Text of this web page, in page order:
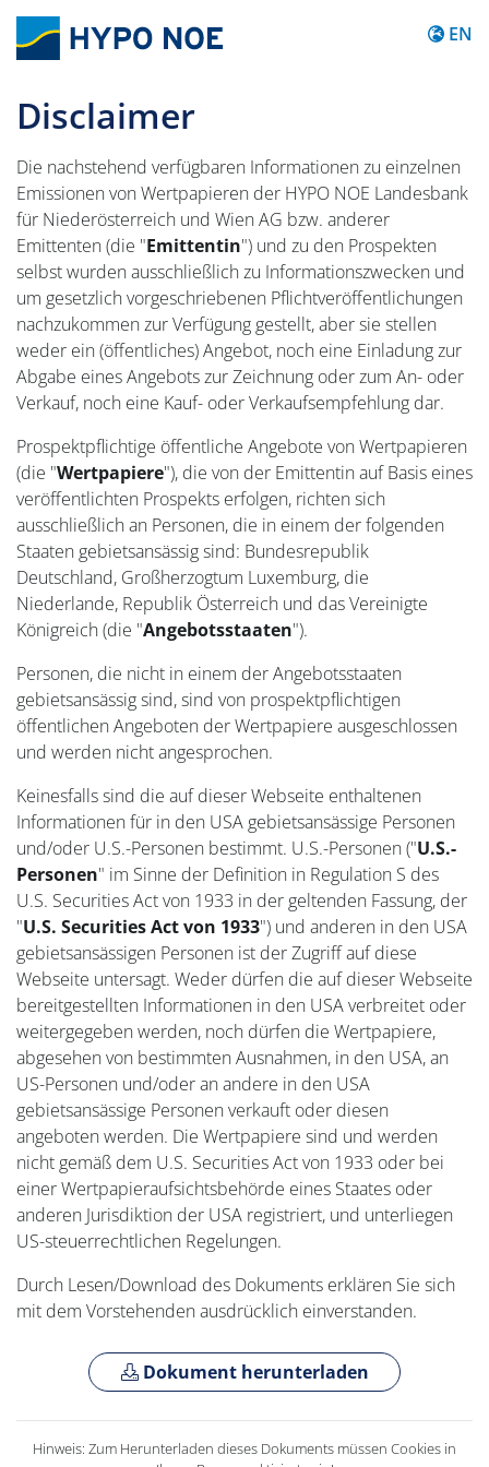
EN
Disclaimer
Die nachstehend verfügbaren Informationen zu einzelnen
Emissionen von Wertpapieren der HYPO NOE Landesbank
für Niederösterreich und Wien AG bzw. anderer
Emittenten (die "Emittentin") und zu den Prospekten
selbst wurden ausschließlich zu Informationszwecken und
um gesetzlich vorgeschriebenen Pflichtveröffentlichungen
nachzukommen zur Verfügung gestellt, aber sie stellen
weder ein (öffentliches) Angebot, noch eine Einladung zur
Abgabe eines Angebots zur Zeichnung oder zum An- oder
Verkauf, noch eine Kauf- oder Verkaufsempfehlung dar.
Prospektpflichtige öffentliche Angebote von Wertpapieren
(die "Wertpapiere"), die von der Emittentin auf Basis eines
veröffentlichten Prospekts erfolgen, richten sich
ausschließlich an Personen, die in einem der folgenden
Staaten gebietsansässig sind: Bundesrepublik
Deutschland, Großherzogtum Luxemburg, die
Niederlande, Republik Österreich und das Vereinigte
Königreich (die "Angebotsstaaten").
Personen, die nicht in einem der Angebotsstaaten
gebietsansässig sind, sind von prospektpflichtigen
öffentlichen Angeboten der Wertpapiere ausgeschlossen
und werden nicht angesprochen.
Keinesfalls sind die auf dieser Webseite enthaltenen
Informationen für in den USA gebietsansässige Personen
und/oder U.S.-Personen bestimmt. U.S.-Personen ("U.S.-
Personen" im Sinne der Definition in Regulation S des
U.S. Securities Act von 1933 in der geltenden Fassung, der
"U.S. Securities Act von 1933") und anderen in den USA
gebietsansässigen Personen ist der Zugriff auf diese
Webseite untersagt. Weder dürfen die auf dieser Webseite
bereitgestellten Informationen in den USA verbreitet oder
weitergegeben werden, noch dürfen die Wertpapiere,
abgesehen von bestimmten Ausnahmen, in den USA, an
US-Personen und/oder an andere in den USA
gebietsansässige Personen verkauft oder diesen
angeboten werden. Die Wertpapiere sind und werden
nicht gemäß dem U.S. Securities Act von 1933 oder bei
einer Wertpapieraufsichtsbehörde eines Staates oder
anderen Jurisdiktion der USA registriert, und unterliegen
US-steuerrechtlichen Regelungen.
Durch Lesen/Download des Dokuments erklären Sie sich
mit dem Vorstehenden ausdrücklich einverstanden.
Dokument herunterladen
Hinweis: Zum Herunterladen dieses Dokuments müssen Cookies in